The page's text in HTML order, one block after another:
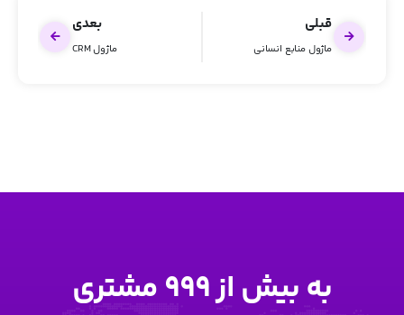
قبلی
ماژول منابع انسانی
بعدی
ماژول CRM
به بیش از 999 مشتری